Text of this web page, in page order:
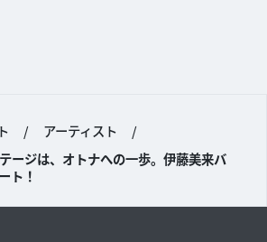
/ アーティスト
/
ージは、オトナへの一歩。伊藤美来バ
ト！